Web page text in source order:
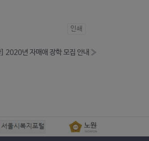
인쇄
] 2020년 자매애 장학 모집 안내 »